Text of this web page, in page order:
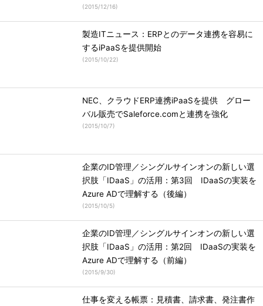
(2015/12/16)
製造ITニュース：ERPとのデータ連携を容易に
するiPaaSを提供開始
(2015/10/22)
NEC、クラウドERP連携iPaaSを提供 グロー
バル販売でSaleforce.comと連携を強化
(2015/10/7)
企業のID管理／シングルサインオンの新しい選
択肢「IDaaS」の活用：第3回 IDaaSの実装を
Azure ADで理解する（後編）
(2015/10/5)
企業のID管理／シングルサインオンの新しい選
択肢「IDaaS」の活用：第2回 IDaaSの実装を
Azure ADで理解する（前編）
(2015/9/30)
仕事を変える帳票：見積書、請求書、発注書作